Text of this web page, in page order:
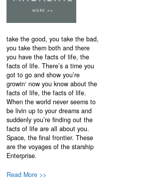
take the good, you take the bad,
you take them both and there
you have the facts of life, the
facts of life. There’s a time you
got to go and show you’re
growin‘ now you know about the
facts of life, the facts of life.
When the world never seems to
be livin up to your dreams and
suddenly you’re finding out the
facts of life are all about you.
Space, the final frontier. These
are the voyages of the starship
Enterprise.
Read More >>